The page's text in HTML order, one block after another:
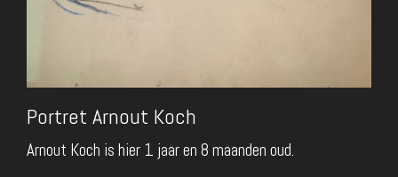
Portret Arnout Koch
Arnout Koch is hier 1 jaar en 8 maanden oud.